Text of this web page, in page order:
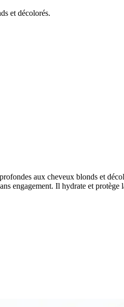
et décolorés.
aux cheveux blonds et
engagement. Il hydrate et